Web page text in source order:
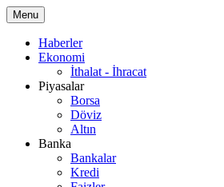
Menu
Haberler
Ekonomi
İthalat - İhracat
Piyasalar
Borsa
Döviz
Altın
Banka
Bankalar
Kredi